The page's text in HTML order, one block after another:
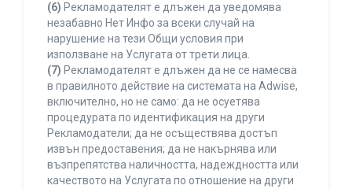
(6) Рекламодателят е длъжен да уведомява
незабавно Нет Инфо за всеки случай на
нарушение на тези Общи условия при
използване на Услугата от трети лица.
(7) Рекламодателят е длъжен да не се намесва
в правилното действие на системата на Adwise,
включително, но не само: да не осуетява
процедурата по идентификация на други
Рекламодатели; да не осъществява достъп
извън предоставения; да не накърнява или
възпрепятства наличността, надеждността или
качеството на Услугата по отношение на други